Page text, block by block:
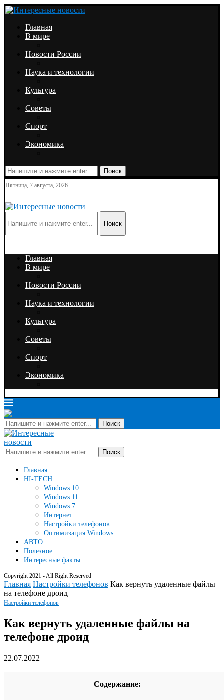
Главная
В мире
Новости России
Наука и технологии
Культура
Советы
Спорт
Экономика
Поиск
Пятница, 7 августа, 2026
Поиск
Главная
В мире
Новости России
Наука и технологии
Культура
Советы
Спорт
Экономика
Поиск
Поиск
Главная
HI-TECH
Windows 10
Windows 11
Windows 7
Интернет
Настройки телефонов
Оптимизация Windows
АВТО
Полезное
Интересные факты
Copyright 2021 - All Right Reserved
Главная Настройки телефонов Как вернуть удаленные файлы
на телефоне дроид
Настройки телефонов
Как вернуть удаленные файлы на
телефоне дроид
22.07.2022
Содержание: